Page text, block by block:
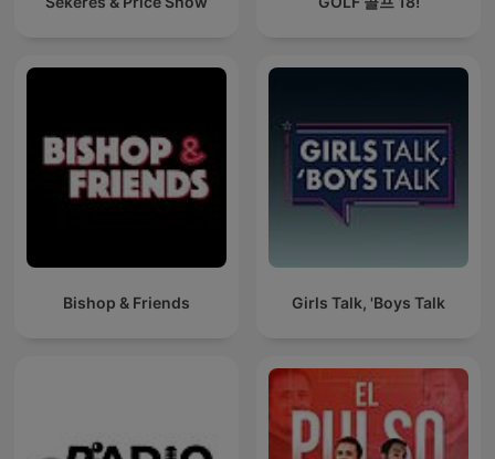
Bishop & Friends Girls Talk, 'Boys Talk